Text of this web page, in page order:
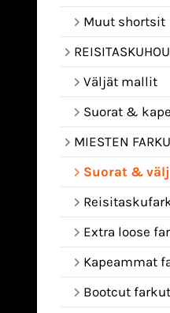
Muut shortsit
Väljät mallit
Suorat &
MIESTEN
Suorat &
Extra loose
Kapeammat
Bootcut farkut